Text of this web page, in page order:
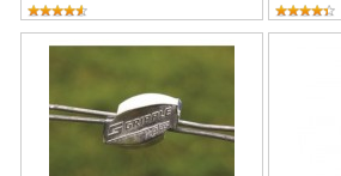
Conector tensor Gripple Plus mediano 2-
Poste